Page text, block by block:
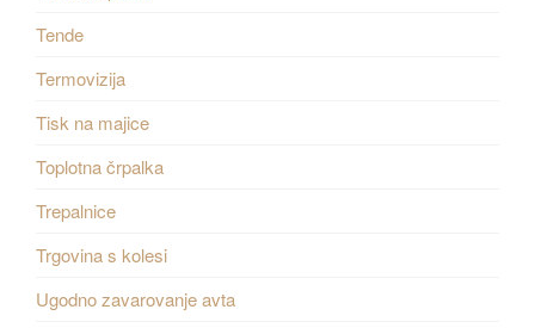
Tende
Termovizija
Tisk na majice
Toplotna črpalka
Trepalnice
Trgovina s kolesi
Ugodno zavarovanje avta